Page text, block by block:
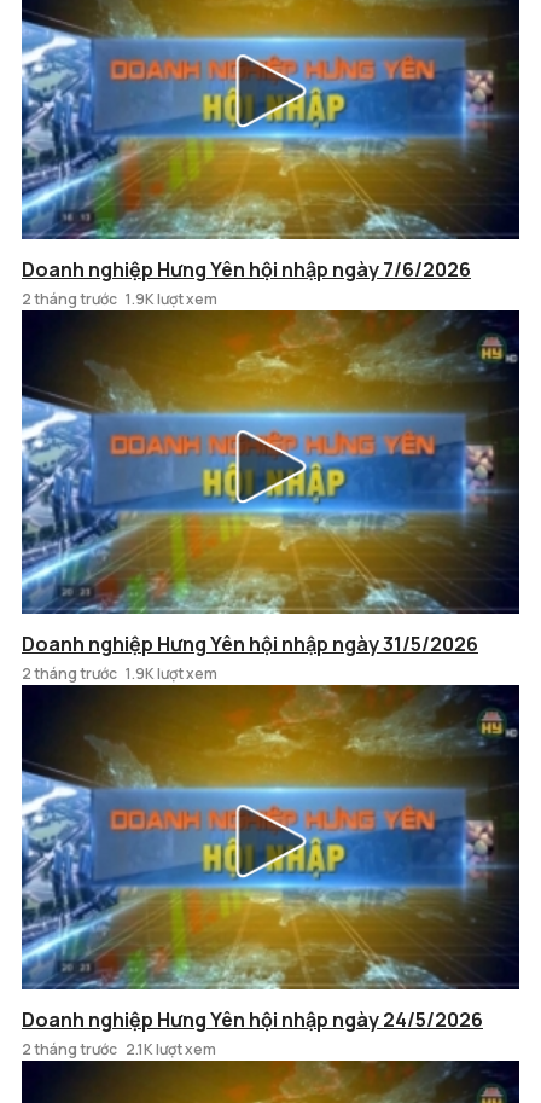
Doanh nghiệp Hưng Yên hội nhập ngày 7/6/2026
2 tháng trước 1.9K lượt xem
Doanh nghiệp Hưng Yên hội nhập ngày 31/5/2026
2 tháng trước 1.9K lượt xem
Doanh nghiệp Hưng Yên hội nhập ngày 24/5/2026
2 tháng trước 2.1K lượt xem